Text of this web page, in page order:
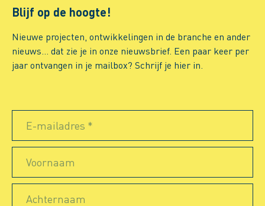
Blijf op de hoogte!
Nieuwe projecten, ontwikkelingen in de branche en ander
nieuws… dat zie je in onze nieuwsbrief. Een paar keer per
jaar ontvangen in je mailbox? Schrijf je hier in.
E-mailadres *
Voornaam
Achternaam